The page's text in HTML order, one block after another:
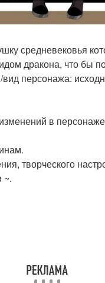
средневековья
дракона, что бы
вид персонажа:
в
творческого
~.